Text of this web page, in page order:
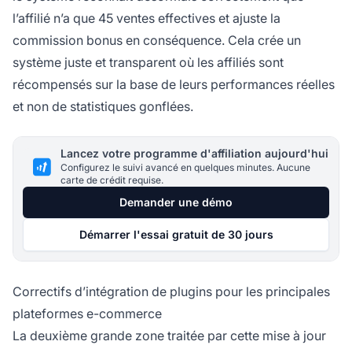
l’affilié n’a que 45 ventes effectives et ajuste la
commission bonus en conséquence. Cela crée un
système juste et transparent où les affiliés sont
récompensés sur la base de leurs performances réelles
et non de statistiques gonflées.
Lancez votre programme d'affiliation aujourd'hui
Configurez le suivi avancé en quelques minutes. Aucune
carte de crédit requise.
Demander une démo
Démarrer l'essai gratuit de 30 jours
Correctifs d’intégration de plugins pour les principales
plateformes e-commerce
La deuxième grande zone traitée par cette mise à jour